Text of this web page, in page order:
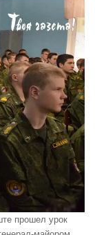
прошел урок